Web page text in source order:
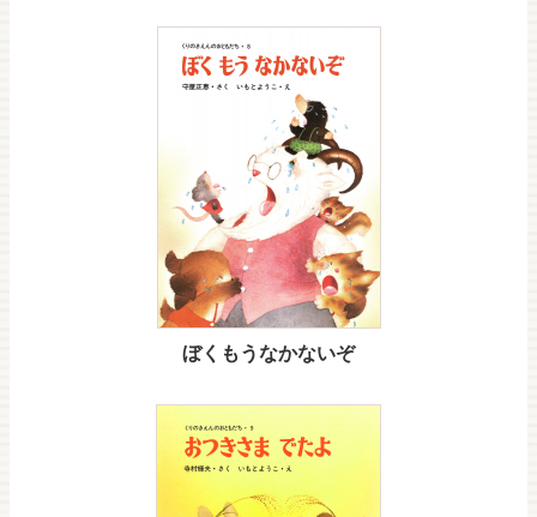
ぼくもうなかないぞ